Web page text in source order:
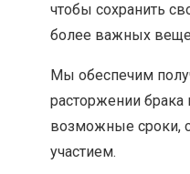
чтобы сохранить
более важных
Мы обеспечим
расторжении брака
возможные
участием.